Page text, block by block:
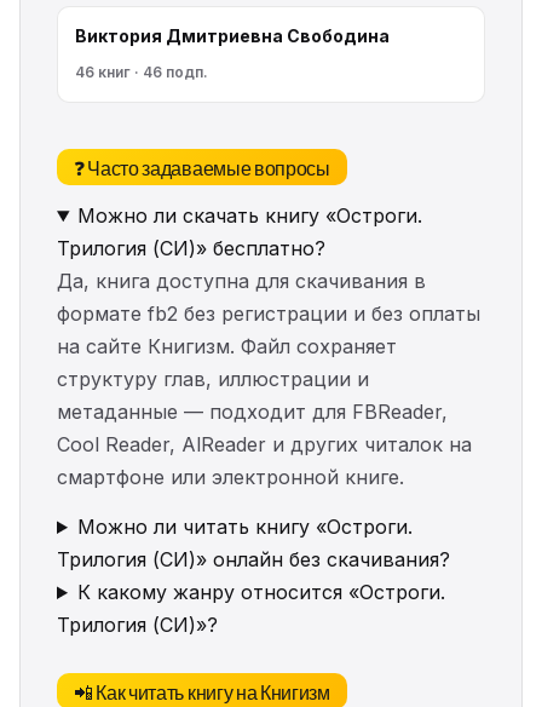
Виктория Дмитриевна Свободина
46 книг · 46 подп.
❓ Часто задаваемые вопросы
Можно ли скачать книгу «Остроги.
Трилогия (СИ)» бесплатно?
Да, книга доступна для скачивания в
формате fb2 без регистрации и без оплаты
на сайте Книгизм. Файл сохраняет
структуру глав, иллюстрации и
метаданные — подходит для FBReader,
Cool Reader, AlReader и других читалок на
смартфоне или электронной книге.
Можно ли читать книгу «Остроги.
Трилогия (СИ)» онлайн без скачивания?
К какому жанру относится «Остроги.
Трилогия (СИ)»?
📲 Как читать книгу на Книгизм